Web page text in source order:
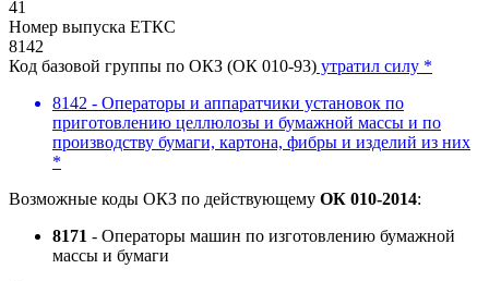
41
Номер выпуска ЕТКС
8142
Код базовой группы по ОКЗ (ОК 010-93) утратил силу *
8142 - Операторы и аппаратчики установок по
приготовлению целлюлозы и бумажной массы и по
производству бумаги, картона, фибры и изделий из них
*
Возможные коды ОКЗ по действующему ОК 010-2014:
8171 - Операторы машин по изготовлению бумажной
массы и бумаги